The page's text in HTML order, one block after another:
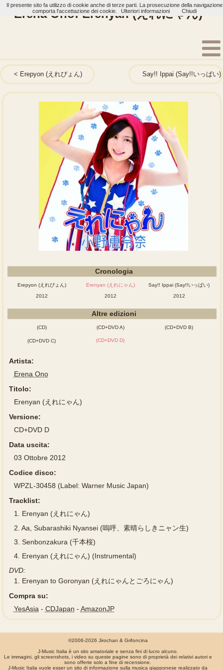
Erena Ono: Erenyan (えれにゃん)
Erepyon (えれぴょん) Say!! Ippai (Say!!いっぱい)
Cronologia
Erepyon (えれぴょん)
2012
Erenyan (えれにゃん)
2012
Say!! Ippai (Say!!いっぱい)
2012
Altre edizioni
(CD) (CD+DVD A) (CD+DVD B)
(CD+DVD C) (CD+DVD D)
Artista:
Erena Ono
Titolo:
Erenyan (えれにゃん)
Versione:
CD+DVD D
Data uscita:
03 Ottobre 2012
Codice disco:
WPZL-30458 (Label: Warner Music Japan)
Tracklist:
1.
Erenyan (えれにゃん)
2. Aa, Subarashiki Nyansei (嗚呼、素晴らしきニャン生)
3. Senbonzakura (千本桜)
4. Erenyan (えれにゃん) (Instrumental)
DVD:
1.
Erenyan to Goronyan (えれにゃんとごろにゃん)
Compra su:
YesAsia - CDJapan - AmazonJP
©2006-2026 Jirochan & Grifoncina
J-Music Italia è un sito amatoriale e senza fini di lucro alcuno.
Le immagini, gli screenshots, i video su queste pagine sono di proprietà dei relativi autori e
sono offerte solo a fine di recensione.
J-Music Italia vuole esser un sito di informazione sulla musica giapponese realizzato da
Il presente sito fa utilizzo di cookie anche di terze parti. La prosecuzione della navigazione
comporta l'accettazione dei cookie.
Ulteriori informazioni Chiudi